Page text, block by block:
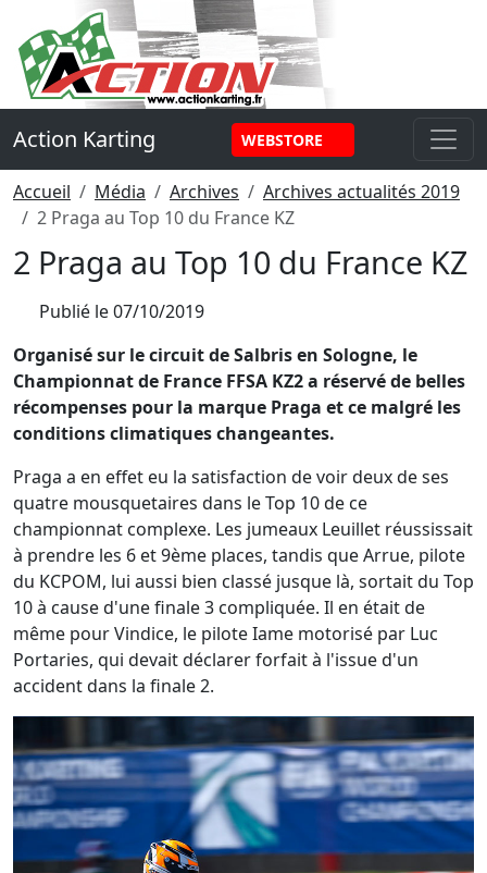
Panneau de gestion des cookies
Action Karting WEBSTORE
Accueil Média Archives
Archives actualités 2019
2 Praga au Top 10 du France KZ
2 Praga au Top 10 du France KZ
Publié le07/10/2019
Organisé sur le circuit de Salbris en Sologne, le
Championnat de France FFSA KZ2 a réservé de belles
récompenses pour la marque Praga et ce malgré les
conditions climatiques changeantes.
Praga a en effet eu la satisfaction de voir deux de ses
quatre mousquetaires dans le Top 10 de ce
championnat complexe. Les jumeaux Leuillet réussissait
à prendre les 6 et 9ème places, tandis que Arrue, pilote
du KCPOM, lui aussi bien classé jusque là, sortait du Top
10 à cause d'une finale 3 compliquée. Il en était de
même pour Vindice, le pilote Iame motorisé par Luc
Portaries, qui devait déclarer forfait à l'issue d'un
accident dans la finale 2.